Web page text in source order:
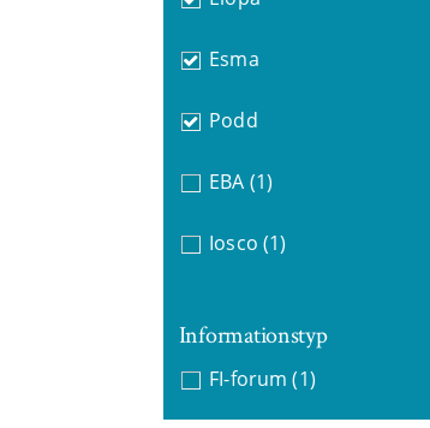
Esma
Podd
EBA (1)
Iosco (1)
Informationstyp
FI-forum (1)